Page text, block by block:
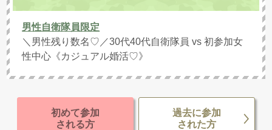
男性自衛隊員限定
＼男性残り数名♡／30代40代自衛隊員 vs 初参加女
性中心《カジュアル婚活♡》
初めて参加
される方
過去に参加
された方